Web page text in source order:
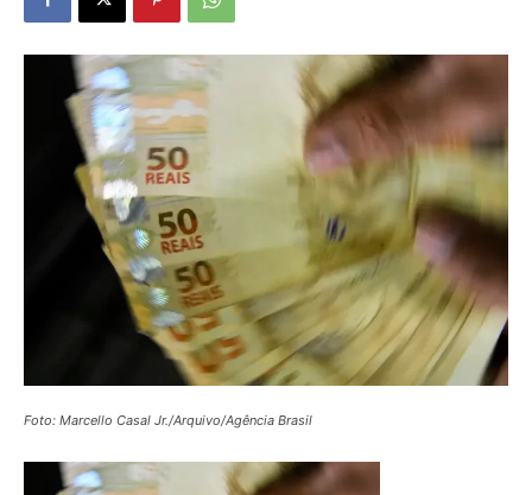
Foto: Marcello Casal Jr./Arquivo/Agência Brasil